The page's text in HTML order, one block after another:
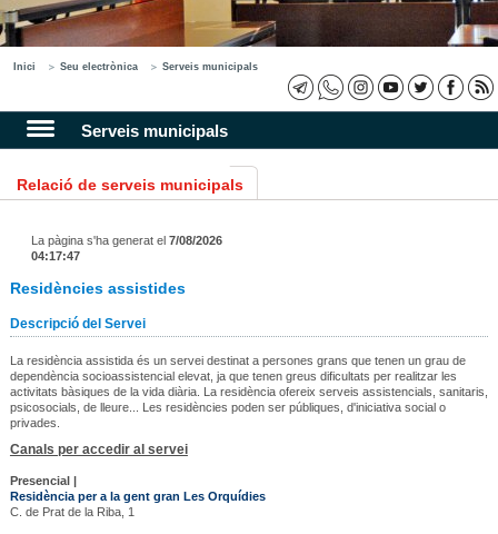
Inici Seu electrònica Serveis municipals
Serveis municipals
Relació de serveis municipals
La pàgina s'ha generat el 7/08/2026
04:17:47
Residències assistides
Descripció del Servei
La residència assistida és un servei destinat a persones grans que tenen un grau de
dependència socioassistencial elevat, ja que tenen greus dificultats per realitzar les
activitats bàsiques de la vida diària. La residència ofereix serveis assistencials, sanitaris,
psicosocials, de lleure... Les residències poden ser públiques, d'iniciativa social o
privades.
Canals per accedir al servei
Presencial |
Residència per a la gent gran Les Orquídies
C. de Prat de la Riba, 1